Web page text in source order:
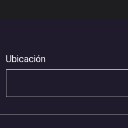
Ubicación